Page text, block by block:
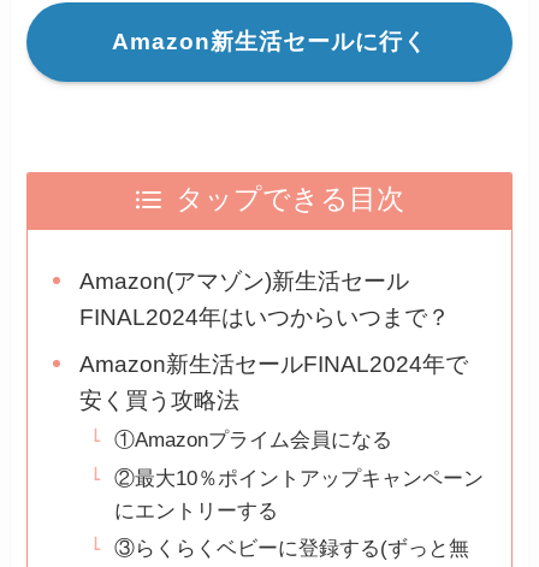
Amazon新生活セールに行く
タップできる目次
Amazon(アマゾン)新生活セール
FINAL2024年はいつからいつまで？
Amazon新生活セールFINAL2024年で
安く買う攻略法
①Amazonプライム会員になる
②最大10％ポイントアップキャンペーン
にエントリーする
③らくらくベビーに登録する(ずっと無